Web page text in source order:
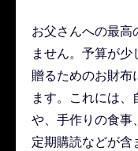
お父さんへの最高
ません。予算が
贈るためのお財布
ます。これには、
や、手作りの食事
定期購読などが含